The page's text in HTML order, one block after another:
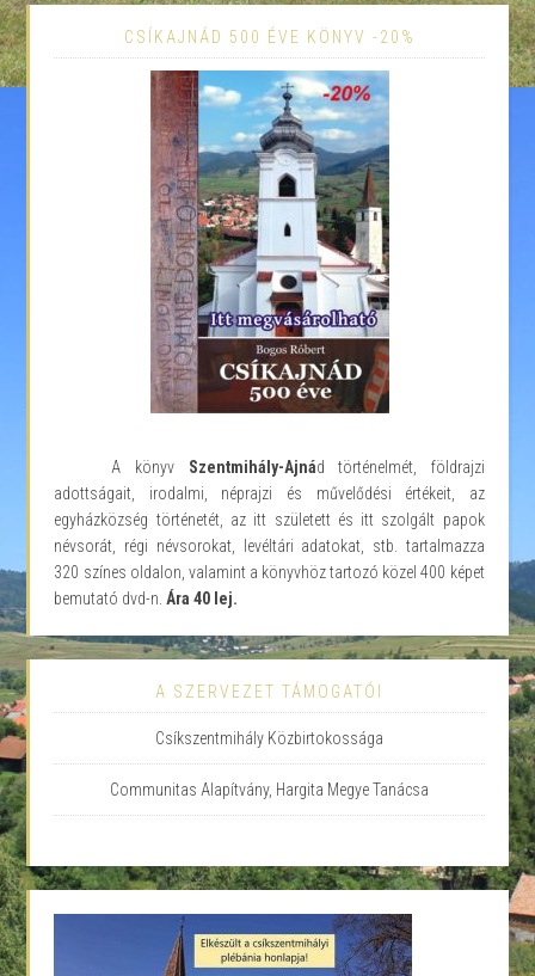
CSÍKAJNÁD 500 ÉVE KÖNYV -20%
A könyv Szentmihály-Ajnád történelmét, földrajzi
adottságait, irodalmi, néprajzi és művelődési értékeit, az
egyházközség történetét, az itt született és itt szolgált papok
névsorát, régi névsorokat, levéltári adatokat, stb. tartalmazza
320 színes oldalon, valamint a könyvhöz tartozó közel 400 képet
bemutató dvd-n. Ára 40 lej.
A SZERVEZET TÁMOGATÓI
Csíkszentmihály Közbirtokossága
Communitas Alapítvány, Hargita Megye Tanácsa